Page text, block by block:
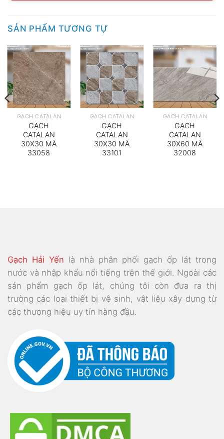
SẢN PHẨM TƯƠNG TỰ
GẠCH CATALAN
GẠCH
CATALAN
30X30 MÃ
33058
GẠCH CATALAN
GẠCH
CATALAN
30X30 MÃ
33101
GẠCH CATALAN
GẠCH
CATALAN
30X60 MÃ
32008
Gạch Hải Yến là nhà phân phối gạch ốp lát trong
nước và nhập khẩu nổi tiếng trên thế giới. Ngoài các
sản phẩm gạch ốp lát, chúng tôi còn đưa ra thị
trường các loại thiết bị vệ sinh, vật liệu xây dựng từ
các thương hiệu uy tín hàng đầu.